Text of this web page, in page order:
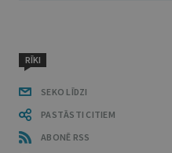
RĪKI
SEKO LĪDZI
PASTĀSTI CITIEM
ABONĒ RSS